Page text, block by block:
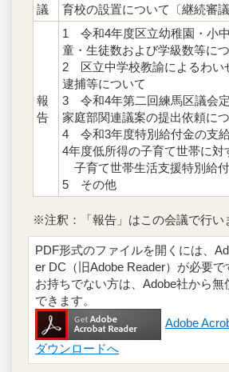
議 育校の設置について〔継続審議
報
告
1 令和4年度区立幼稚園・小
童・生徒数および学級数等に
2 区立中学校教諭によるわい
逮捕等について
3 令和4年第二回練馬区議会
家庭部関連議案の提出依頼に
4 令和3年度特別給付金の支
4年度低所得の子育て世帯に対
子育て世帯生活支援特別給
5 その他
※注釈：「報告」はこの会議で行い
PDF形式のファイルを開くには、
er DC（旧Adobe Reader）が必要で
お持ちでない方は、Adobe社から無
できます。
Adobe
ダウンロードへ